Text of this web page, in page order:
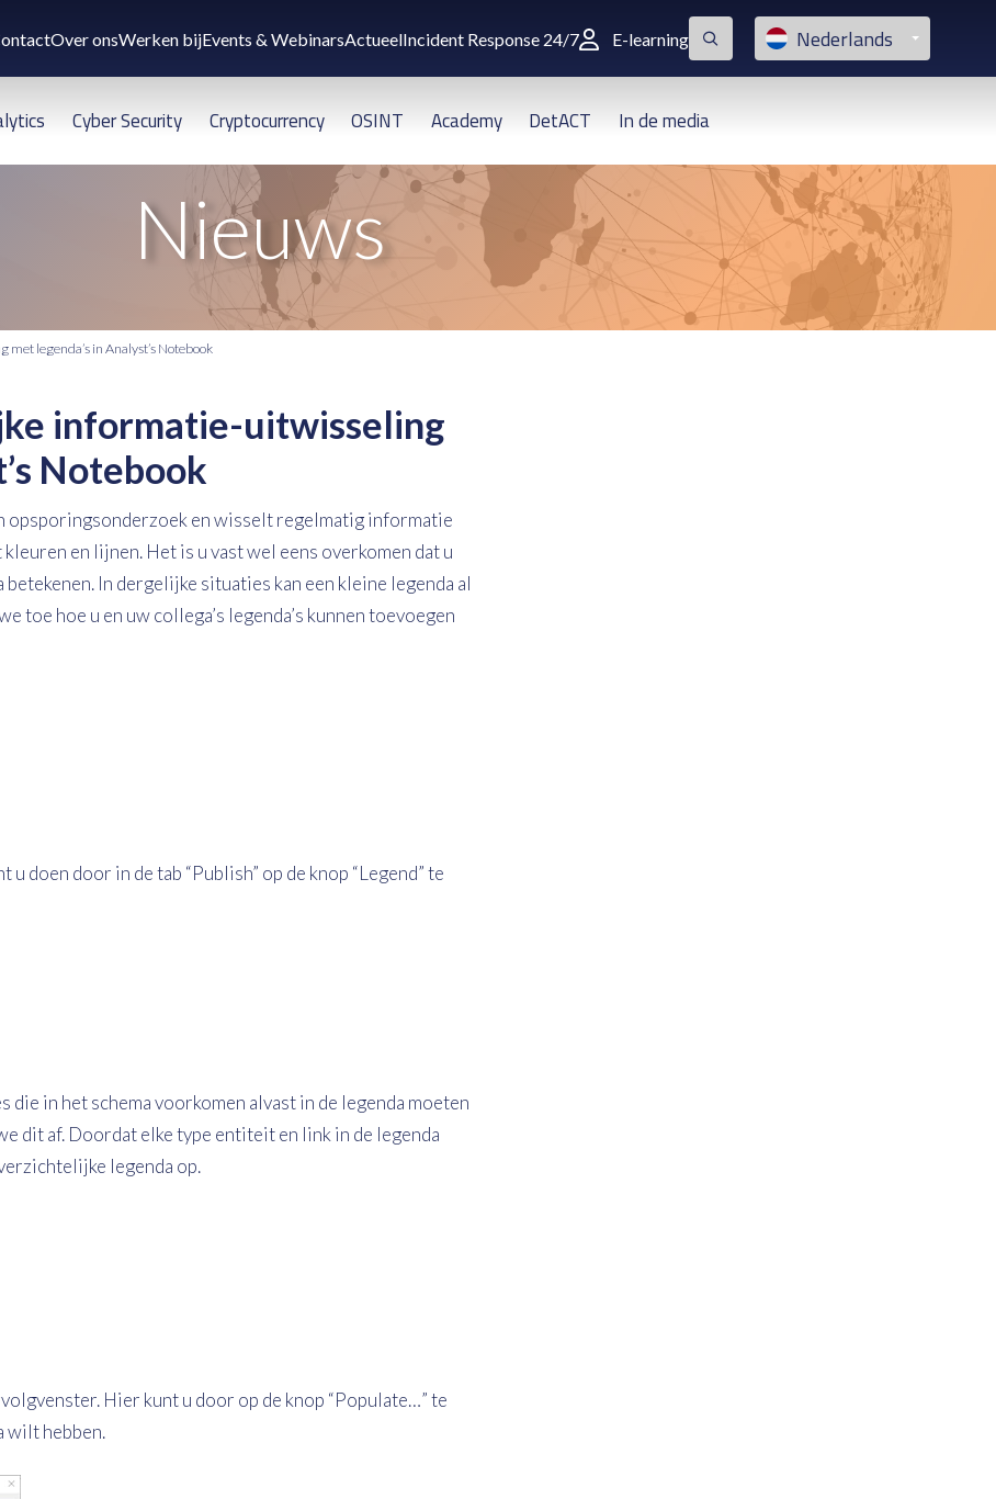
Over onsWerken bijEvents & WebinarsActueelIncident Response 24/7 E-learning Nederlands
Cyber Security Cryptocurrency OSINT Academy DetACT In de media
Nieuws
legenda’s in Analyst’s Notebook
informatie-uitwisseling
Notebook
opsporingsonderzoek en wisselt regelmatig informatie
en lijnen. Het is u vast wel eens overkomen dat u
In dergelijke situaties kan een kleine legenda al
toe hoe u en uw collega’s legenda’s kunnen toevoegen
u doen door in de tab “Publish” op de knop “Legend” te
in het schema voorkomen alvast in de legenda moeten
dit af. Doordat elke type entiteit en link in de legenda
legenda op.
Hier kunt u door op de knop “Populate…” te
wilt hebben.